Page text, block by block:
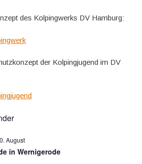
des Kolpingwerks DV Hamburg:
der Kolpingjugend im DV
August
in Wernigerode